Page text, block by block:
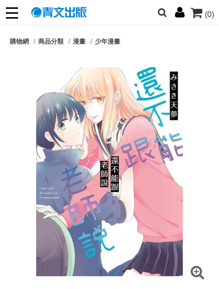
(0)
朋友們，提高警覺！
購物網 商品分類 漫畫 少年漫畫